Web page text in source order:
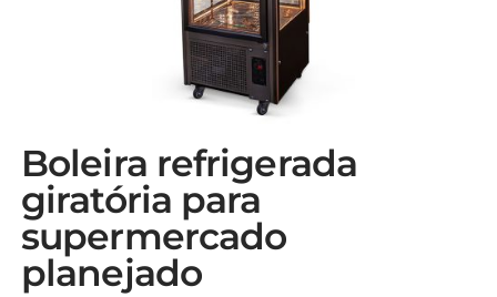
Boleira refrigerada
giratória para
supermercado
planejado